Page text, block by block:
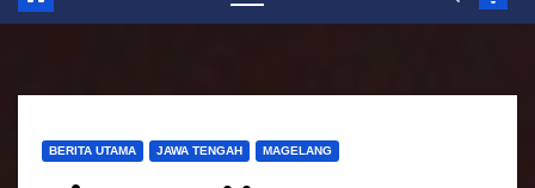
n
BERITA UTAMA JAWA TENGAH MAGELANG